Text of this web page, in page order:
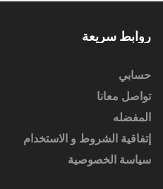
روابط سريعة
حسابي
تواصل معانا
المفضله
إتفاقية الشروط و الاستخدام
سياسة الخصوصية